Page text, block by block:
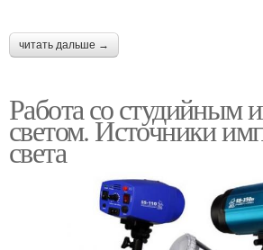
читать дальше →
Работа со студийным
светом. Источники
света